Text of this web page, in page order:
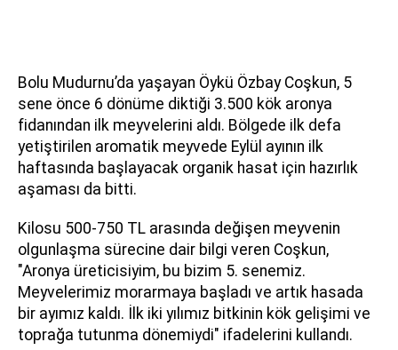
Bolu Mudurnu’da yaşayan Öykü Özbay Coşkun, 5
sene önce 6 dönüme diktiği 3.500 kök aronya
fidanından ilk meyvelerini aldı. Bölgede ilk defa
yetiştirilen aromatik meyvede Eylül ayının ilk
haftasında başlayacak organik hasat için hazırlık
aşaması da bitti.
Kilosu 500-750 TL arasında değişen meyvenin
olgunlaşma sürecine dair bilgi veren Coşkun,
"Aronya üreticisiyim, bu bizim 5. senemiz.
Meyvelerimiz morarmaya başladı ve artık hasada
bir ayımız kaldı. İlk iki yılımız bitkinin kök gelişimi ve
toprağa tutunma dönemiydi" ifadelerini kullandı.